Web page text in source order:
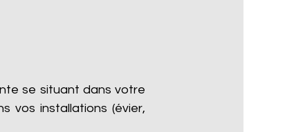
se situant dans votre
vos installations (évier,